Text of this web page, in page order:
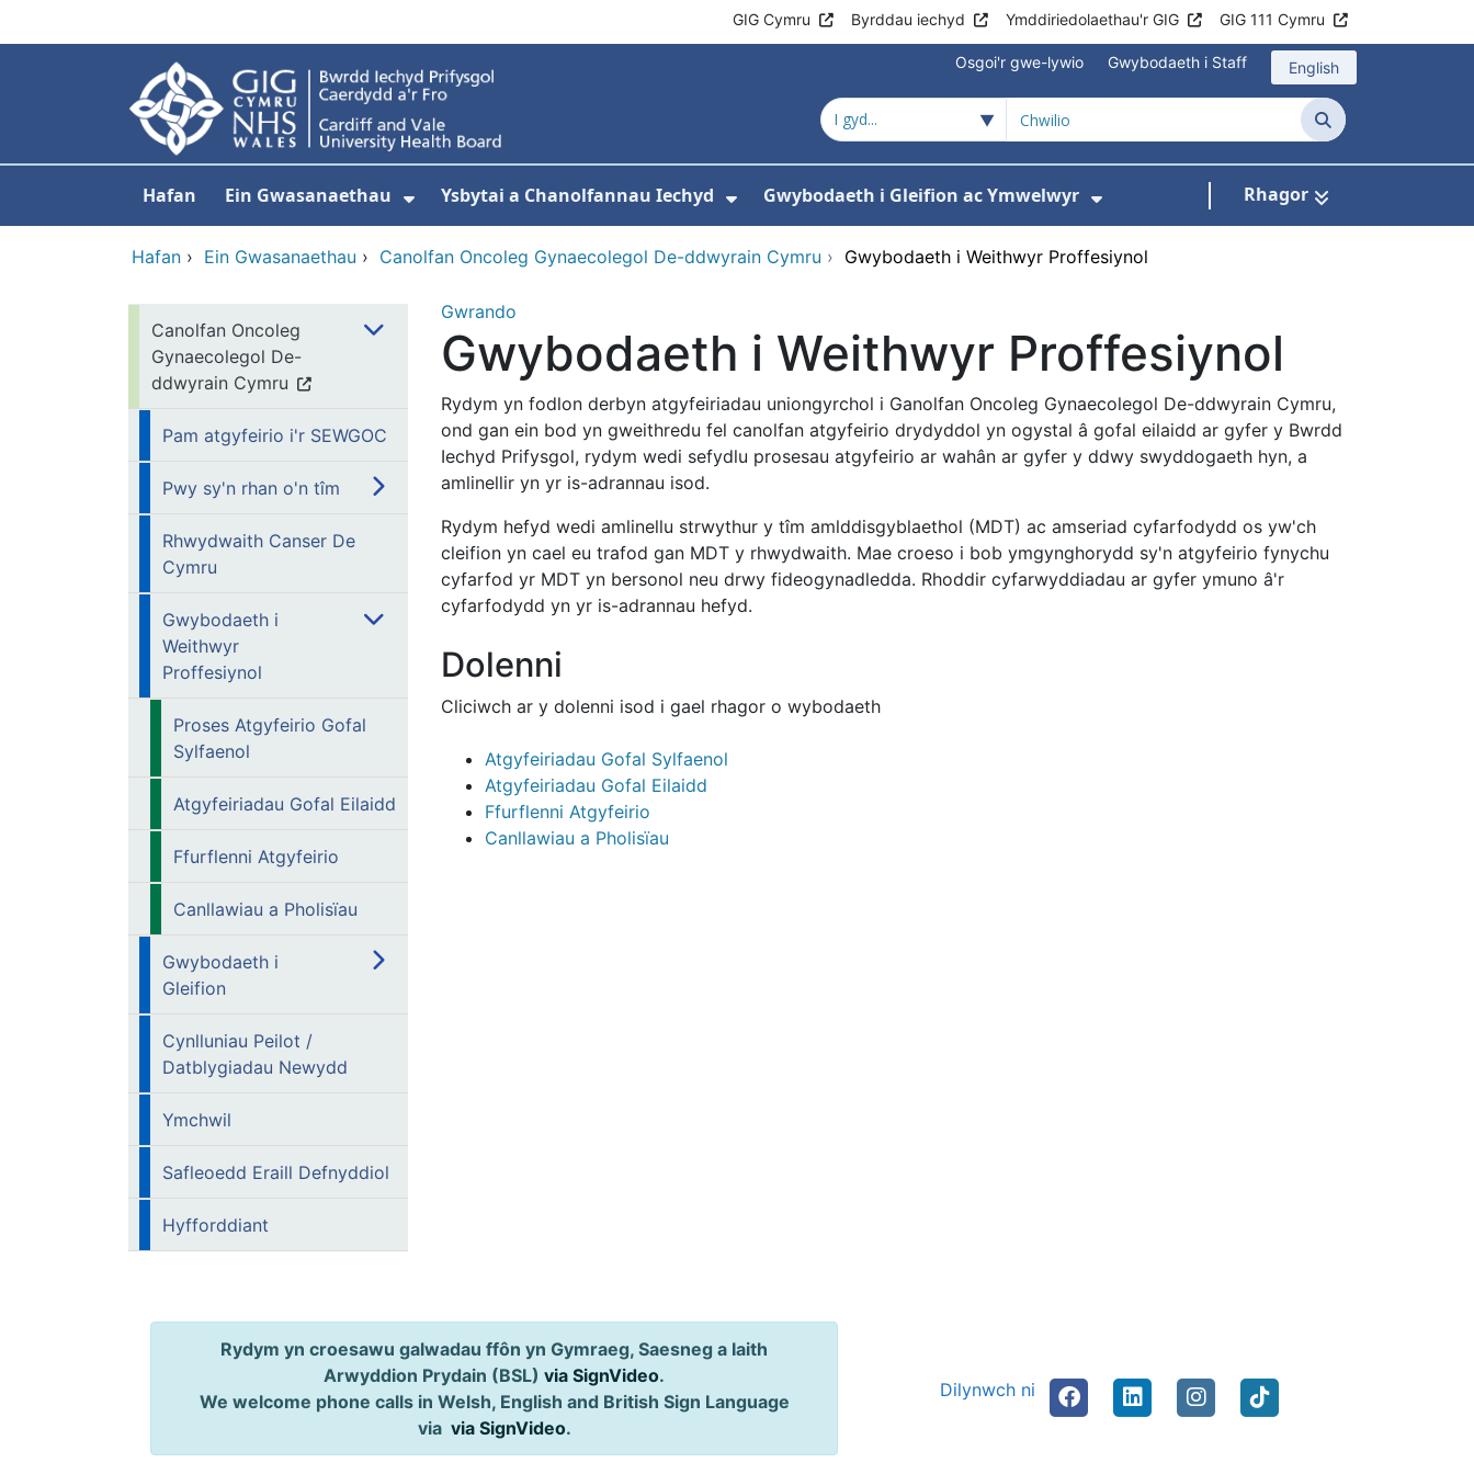
GIG Cymru Byrddau iechyd Ymddiriedolaethau'r GIG GIG 111 Cymru
Osgoi'r gwe-lywio Gwybodaeth i Staff English
Chwilio
Hafan Ein Gwasanaethau Ysbytai a Chanolfannau Iechyd Gwybodaeth i Gleifion ac Ymwelwyr Rhagor
Hafan › Ein Gwasanaethau › Canolfan Oncoleg Gynaecolegol De-ddwyrain Cymru › Gwybodaeth i Weithwyr Proffesiynol
Canolfan Oncoleg
Gynaecolegol De-
ddwyrain Cymru
Pam atgyfeirio i'r SEWGOC
Pwy sy'n rhan o'n tîm
Rhwydwaith Canser De
Cymru
Gwybodaeth i
Weithwyr
Proffesiynol
Proses Atgyfeirio Gofal
Sylfaenol
Atgyfeiriadau Gofal Eilaidd
Ffurflenni Atgyfeirio
Canllawiau a Pholisïau
Gwybodaeth i
Gleifion
Cynlluniau Peilot /
Datblygiadau Newydd
Ymchwil
Safleoedd Eraill Defnyddiol
Hyfforddiant
Gwrando
Gwybodaeth i Weithwyr Proffesiynol
Rydym yn fodlon derbyn atgyfeiriadau uniongyrchol i Ganolfan Oncoleg Gynaecolegol De-ddwyrain Cymru,
ond gan ein bod yn gweithredu fel canolfan atgyfeirio drydyddol yn ogystal â gofal eilaidd ar gyfer y Bwrdd
Iechyd Prifysgol, rydym wedi sefydlu prosesau atgyfeirio ar wahân ar gyfer y ddwy swyddogaeth hyn, a
amlinellir yn yr is-adrannau isod.
Rydym hefyd wedi amlinellu strwythur y tîm amlddisgyblaethol (MDT) ac amseriad cyfarfodydd os yw'ch
cleifion yn cael eu trafod gan MDT y rhwydwaith. Mae croeso i bob ymgynghorydd sy'n atgyfeirio fynychu
cyfarfod yr MDT yn bersonol neu drwy fideogynadledda. Rhoddir cyfarwyddiadau ar gyfer ymuno â'r
cyfarfodydd yn yr is-adrannau hefyd.
Dolenni
Cliciwch ar y dolenni isod i gael rhagor o wybodaeth
Atgyfeiriadau Gofal Sylfaenol
Atgyfeiriadau Gofal Eilaidd
Ffurflenni Atgyfeirio
Canllawiau a Pholisïau
Rydym yn croesawu galwadau ffôn yn Gymraeg, Saesneg a Iaith
Arwyddion Prydain (BSL)via SignVideo.
We welcome phone calls in Welsh, English and British Sign Language
via via SignVideo.
Dilynwch ni